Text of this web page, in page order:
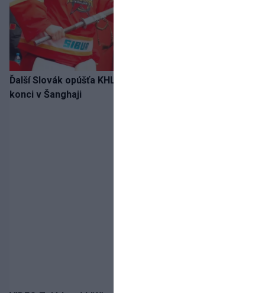
Ďalší Slovák opúšťa KHL. Patrik Rybár sa dohodol na
konci v Šanghaji